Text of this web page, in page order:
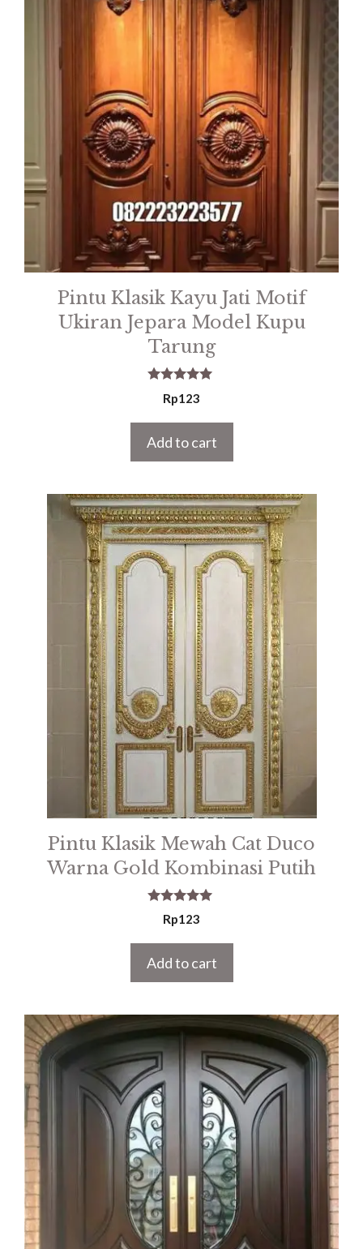
Pintu Klasik Kayu Jati Motif
Ukiran Jepara Model Kupu
Tarung
5.00
out of 5
Rp123
Add to cart
Pintu Klasik Mewah Cat Duco
Warna Gold Kombinasi Putih
5.00
out of 5
Rp123
Add to cart